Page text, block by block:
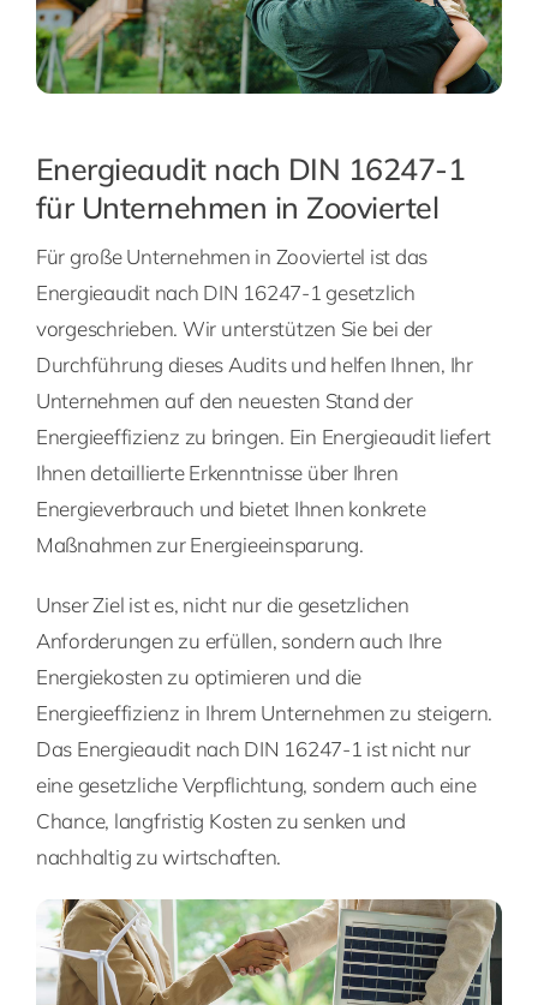
Energieaudit nach DIN 16247-1
für Unternehmen in Zooviertel
Für große Unternehmen in Zooviertel ist das
Energieaudit nach DIN 16247-1 gesetzlich
vorgeschrieben. Wir unterstützen Sie bei der
Durchführung dieses Audits und helfen Ihnen, Ihr
Unternehmen auf den neuesten Stand der
Energieeffizienz zu bringen. Ein Energieaudit liefert
Ihnen detaillierte Erkenntnisse über Ihren
Energieverbrauch und bietet Ihnen konkrete
Maßnahmen zur Energieeinsparung.
Unser Ziel ist es, nicht nur die gesetzlichen
Anforderungen zu erfüllen, sondern auch Ihre
Energiekosten zu optimieren und die
Energieeffizienz in Ihrem Unternehmen zu steigern.
Das Energieaudit nach DIN 16247-1 ist nicht nur
eine gesetzliche Verpflichtung, sondern auch eine
Chance, langfristig Kosten zu senken und
nachhaltig zu wirtschaften.